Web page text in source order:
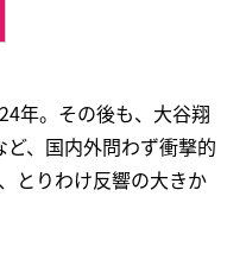
年。その後も、大谷翔
、国内外問わず衝撃的
とりわけ反響の大きか